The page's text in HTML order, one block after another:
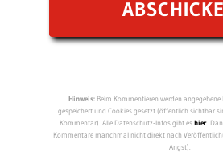
Hinweis:Beim Kommentieren werden angegebene
gespeichert und Cookies gesetzt (öffentlich sichtbar
Kommentar). Alle Datenschutz-Infos gibt eshier.
Kommentare manchmal nicht direkt nach
Angst).